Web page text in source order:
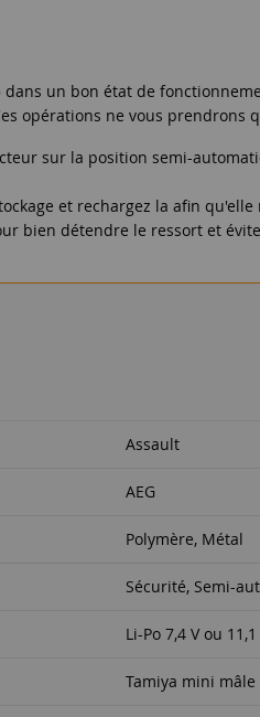
dans un bon état de
opérations ne vous
sur la position semi-
et rechargez la afin
bien détendre le ressort et
Assault
AEG
Polymère, Métal
Sécurité, Semi-
Li-Po 7,4 V ou 11,1
Tamiya mini mâle